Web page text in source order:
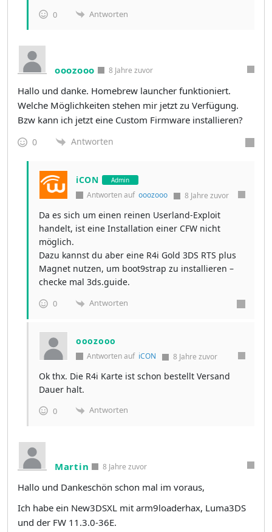
0 Antworten
ooozooo 8 Jahre zuvor
Hallo und danke. Homebrew launcher funktioniert.
Welche Möglichkeiten stehen mir jetzt zu Verfügung.
Bzw kann ich jetzt eine Custom Firmware installieren?
0 Antworten
iCON Admin
Antworten auf ooozooo 8 Jahre zuvor
Da es sich um einen reinen Userland-Exploit
handelt, ist eine Installation einer CFW nicht
möglich.
Dazu kannst du aber eine R4i Gold 3DS RTS plus
Magnet nutzen, um boot9strap zu installieren –
checke mal 3ds.guide.
0 Antworten
ooozooo
Antworten auf iCON 8 Jahre zuvor
Ok thx. Die R4i Karte ist schon bestellt Versand
Dauer halt.
0 Antworten
Martin 8 Jahre zuvor
Hallo und Dankeschön schon mal im voraus,
Ich habe ein New3DSXL mit arm9loaderhax, Luma3DS
und der FW 11.3.0-36E.